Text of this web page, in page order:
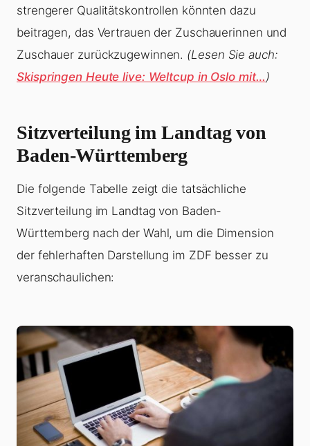
strengerer Qualitätskontrollen könnten dazu
beitragen, das Vertrauen der Zuschauerinnen und
Zuschauer zurückzugewinnen. (Lesen Sie auch:
Skispringen Heute live: Weltcup in Oslo mit…)
Sitzverteilung im Landtag von
Baden-Württemberg
Die folgende Tabelle zeigt die tatsächliche
Sitzverteilung im Landtag von Baden-
Württemberg nach der Wahl, um die Dimension
der fehlerhaften Darstellung im ZDF besser zu
veranschaulichen: